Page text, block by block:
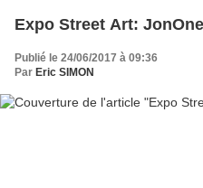
Expo Street Art:
Publié le 24/06/2017 à 09:36
Par Eric SIMON